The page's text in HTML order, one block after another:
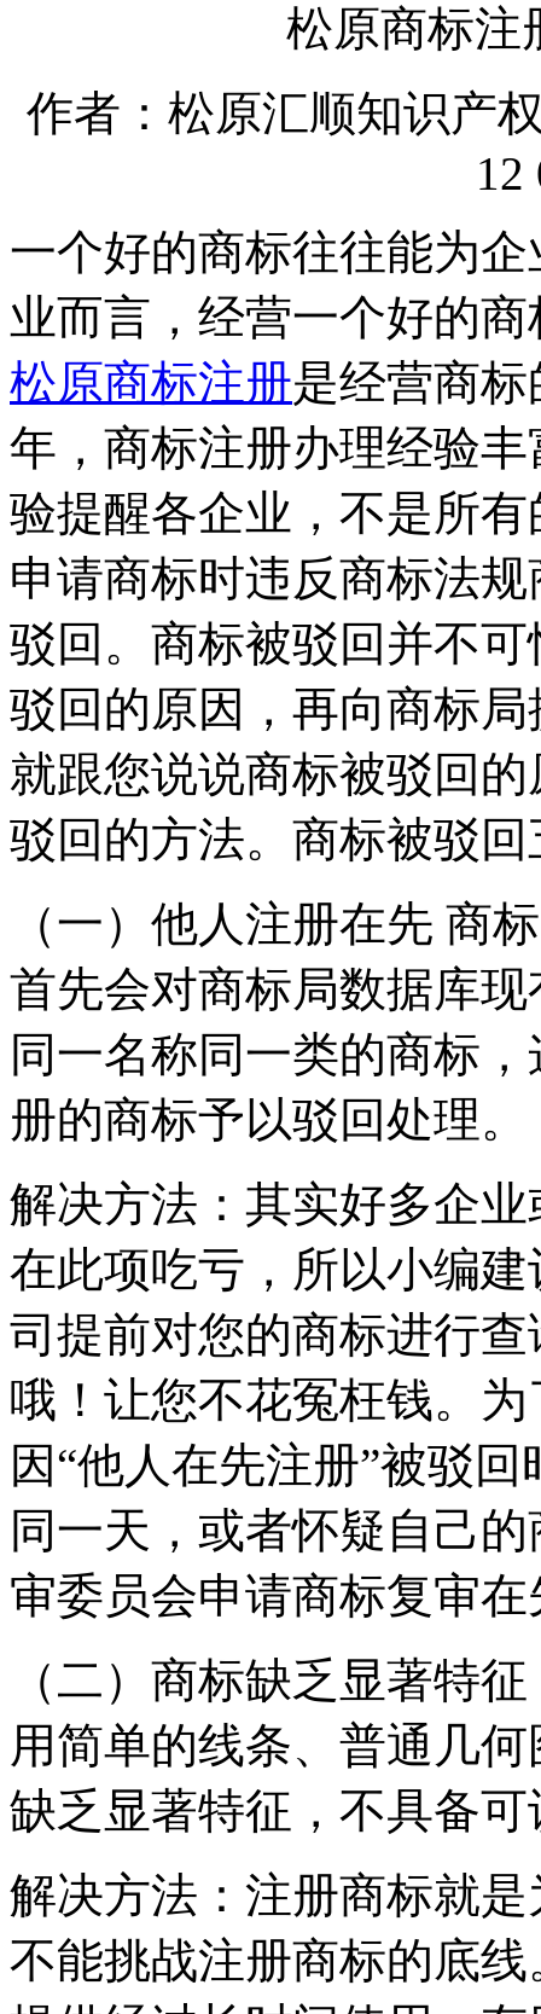
松原商标注
作者：松原汇顺知识产
12
一个好的商标往往能为
业而言，经营一个好的
松原商标注册是经营商
年，商标注册办理经验
验提醒各企业，不是所
申请商标时违反商标法
驳回。商标被驳回并不
驳回的原因，再向商标
就跟您说说商标被驳回
驳回的方法。商标被驳
（一）他人注册在先 商
首先会对商标局数据库
同一名称同一类的商标
册的商标予以驳回处理。
解决方法：其实好多企
在此项吃亏，所以小编
司提前对您的商标进行
哦！让您不花冤枉钱。
因“他人在先注册”被驳
同一天，或者怀疑自己
审委员会申请商标复审
（二）商标缺乏显著特
用简单的线条、普通几
缺乏显著特征，不具备
解决方法：注册商标就
不能挑战注册商标的底